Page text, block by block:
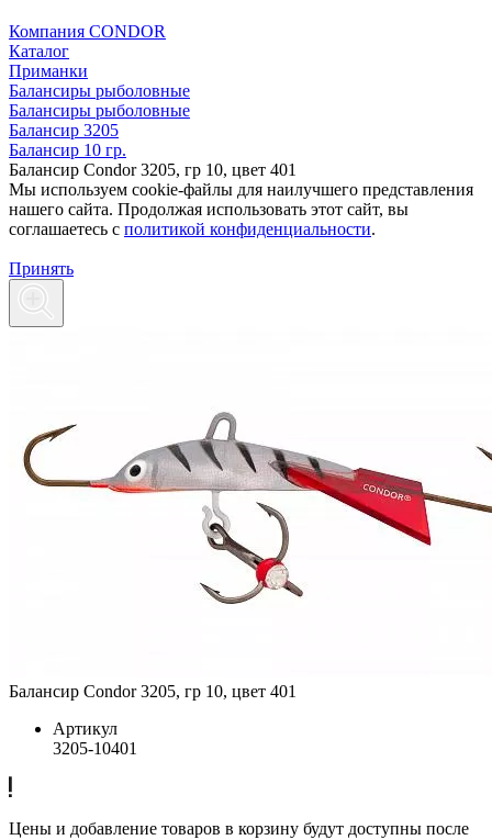
Компания CONDOR
Каталог
Приманки
Балансиры рыболовные
Балансиры рыболовные
Балансир 3205
Балансир 10 гр.
Балансир Condor 3205, гр 10, цвет 401
Мы используем cookie-файлы для наилучшего представления
нашего сайта. Продолжая использовать этот сайт, вы
соглашаетесь c политикой конфиденциальности.
Принять
Балансир Condor 3205, гр 10, цвет 401
Артикул
3205-10401
Цены и добавление товаров в корзину будут доступны после